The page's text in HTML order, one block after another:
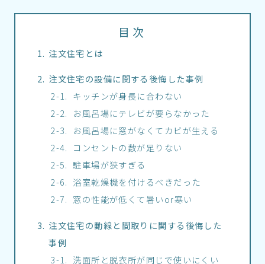
目次
注文住宅とは
注文住宅の設備に関する後悔した事例
キッチンが身長に合わない
お風呂場にテレビが要らなかった
お風呂場に窓がなくてカビが生える
コンセントの数が足りない
駐車場が狭すぎる
浴室乾燥機を付けるべきだった
窓の性能が低くて暑いor寒い
注文住宅の動線と間取りに関する後悔した
事例
洗面所と脱衣所が同じで使いにくい